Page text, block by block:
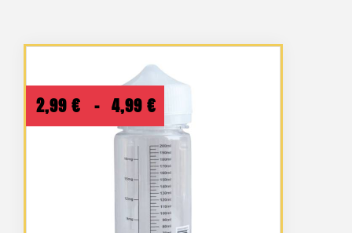
2,99 € – 4,99 €
de
prix :
2,99 €
à